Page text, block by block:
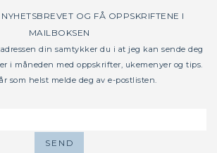
OG FÅ OPPSKRIFTENE I
MAILBOKSEN
din samtykker du i at jeg kan sende deg
i måneden med oppskrifter, ukemenyer og tips.
som helst melde deg av e-postlisten.